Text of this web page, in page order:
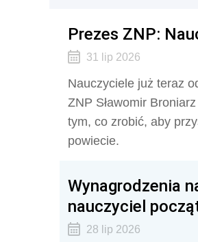
Prezes ZNP:
31 lip 2026
Nauczyciele już teraz
ZNP Sławomir
tym, co zrobić, aby
powiecie.
Wynagrodzenia
nauczyciel
28 lip 2026